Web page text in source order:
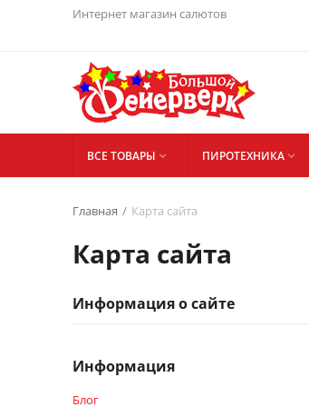
Интернет магазин салютов
ВСЕ ТОВАРЫ  ПИРОТЕХНИКА 
Главная / Карта сайта
Карта сайта
Информация о сайте
Информация
Блог